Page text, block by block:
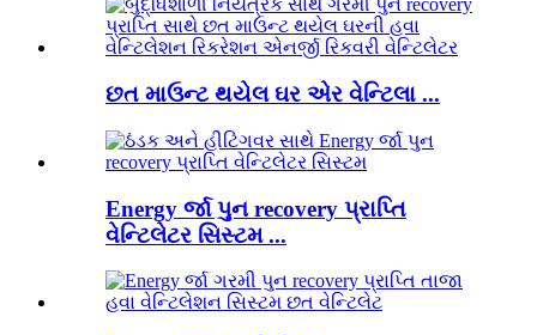
છત માઉન્ટ થયેલ ઘર એર વેન્ટિલા ...
Energy ર્જા પુન recovery પ્રાપ્તિ
વેન્ટિલેટર સિસ્ટમ ...